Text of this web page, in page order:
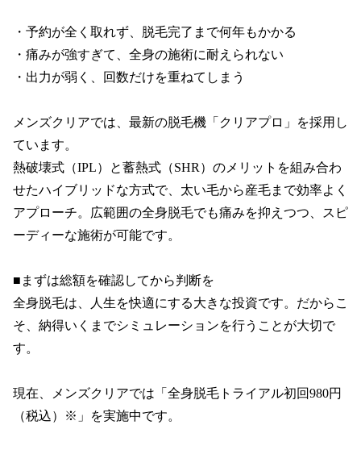
・予約が全く取れず、脱毛完了まで何年もかかる
・痛みが強すぎて、全身の施術に耐えられない
・出力が弱く、回数だけを重ねてしまう
メンズクリアでは、最新の脱毛機「クリアプロ」を採用し
ています。
熱破壊式（IPL）と蓄熱式（SHR）のメリットを組み合わ
せたハイブリッドな方式で、太い毛から産毛まで効率よく
アプローチ。広範囲の全身脱毛でも痛みを抑えつつ、スピ
ーディーな施術が可能です。
■まずは総額を確認してから判断を
全身脱毛は、人生を快適にする大きな投資です。だからこ
そ、納得いくまでシミュレーションを行うことが大切で
す。
現在、メンズクリアでは「全身脱毛トライアル初回980円
（税込）※」を実施中です。